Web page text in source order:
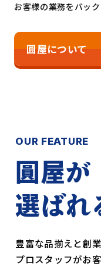
お客様の業務をバック
圓屋について
OUR FEATURE
圓屋が
選ばれ
豊富な品揃えと創
プロスタッフがお